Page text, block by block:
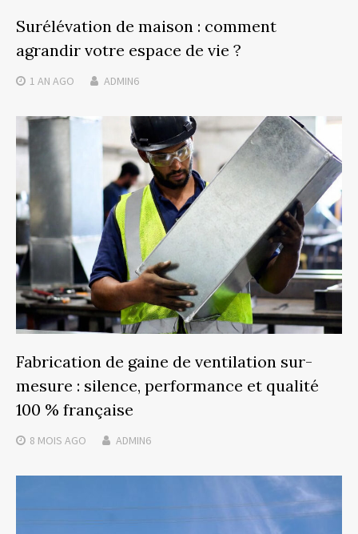
Surélévation de maison : comment
agrandir votre espace de vie ?
1 AN AGO ADMIN6
Fabrication de gaine de ventilation sur-
mesure : silence, performance et qualité
100 % française
8 MOIS AGO ADMIN6